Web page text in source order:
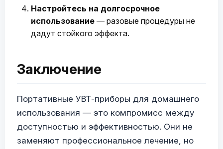
Настройтесь на долгосрочное
использование — разовые процедуры не
дадут стойкого эффекта.
Заключение
Портативные УВТ-приборы для домашнего
использования — это компромисс между
доступностью и эффективностью. Они не
заменяют профессиональное лечение, но